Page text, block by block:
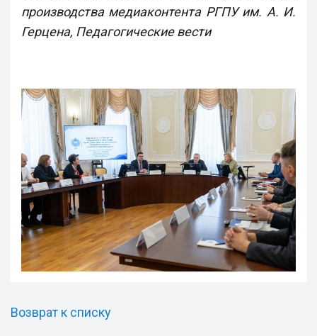
производства медиаконтента РГПУ им. А. И.
Герцена, Педагогические вести
Возврат к списку